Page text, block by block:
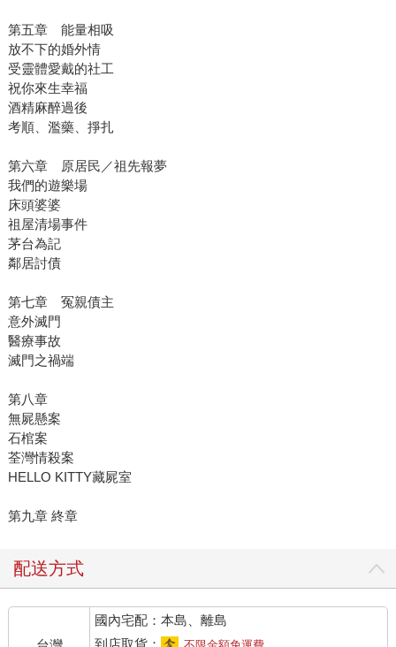
第五章 能量相吸
放不下的婚外情
受靈體愛戴的社工
祝你來生幸福
酒精麻醉過後
考順、濫藥、掙扎
第六章 原居民／祖先報夢
我們的遊樂場
床頭婆婆
祖屋清場事件
茅台為記
鄰居討債
第七章 冤親債主
意外滅門
醫療事故
滅門之禍端
第八章
無屍懸案
石棺案
荃灣情殺案
HELLO KITTY藏屍室
第九章 終章
配送方式
國內宅配：本島、離島